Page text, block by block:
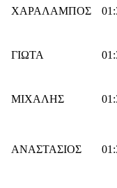
ΧΑΡΑΛΑΜΠΟΣ
ΓΙΩΤΑ
ΜΙΧΑΛΗΣ
ΑΝΑΣΤΑΣΙΟΣ